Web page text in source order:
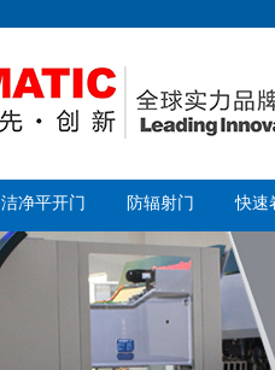
洁净平开门 防辐射门 快速